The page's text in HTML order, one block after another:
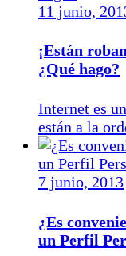
11 junio,
¡Están
¿Qué hago?
Internet es
están a la
7 junio, 2013
¿Es
un Perfil